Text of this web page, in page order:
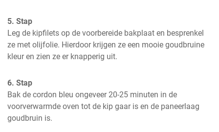
5. Stap
Leg de kipfilets op de voorbereide bakplaat en besprenkel
ze met olijfolie. Hierdoor krijgen ze een mooie goudbruine
kleur en zien ze er knapperig uit.
6. Stap
Bak de cordon bleu ongeveer 20-25 minuten in de
voorverwarmde oven tot de kip gaar is en de paneerlaag
goudbruin is.